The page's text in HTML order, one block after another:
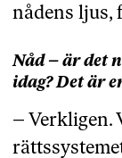
nådens ljus,
Nåd – är det
idag? Det är
– Verkligen.